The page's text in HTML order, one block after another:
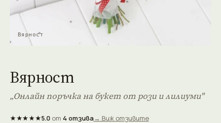
Вярност
Вярност
„Онлайн поръчка на букет от рози и лилиуми"
★★★★★5.0от 4 отзива→ Виж отзивите